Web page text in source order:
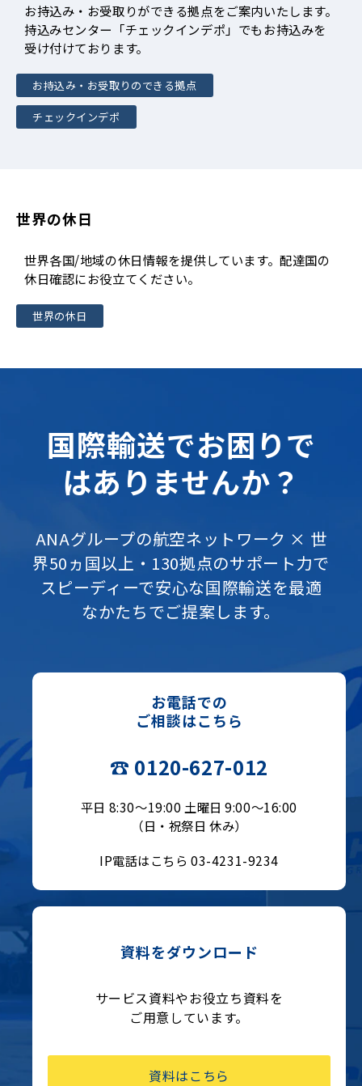
お持込み・お受取りができる拠点をご案内いたします。
持込みセンター「チェックインデポ」でもお持込みを
受け付けております。
お持込み・お受取りのできる拠点
チェックインデポ
世界の休日
世界各国/地域の休日情報を提供しています。配達国の
休日確認にお役立てください。
世界の休日
国際輸送でお困りで
はありませんか？
ANAグループの航空ネットワーク × 世
界50ヵ国以上・130拠点のサポート力で
スピーディーで安心な国際輸送を最適
なかたちでご提案します。
お電話での
ご相談はこちら
☎ 0120-627-012
平日 8:30〜19:00 土曜日 9:00〜16:00
（日・祝祭日 休み）
IP電話はこちら 03-4231-9234
資料をダウンロード
サービス資料やお役立ち資料を
ご用意しています。
資料はこちら